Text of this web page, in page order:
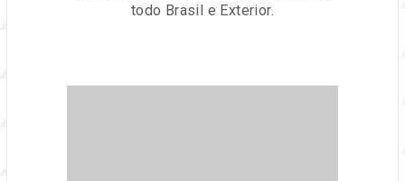
todo Brasil e Exterior.